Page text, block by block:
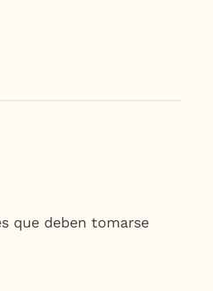
que deben tomarse